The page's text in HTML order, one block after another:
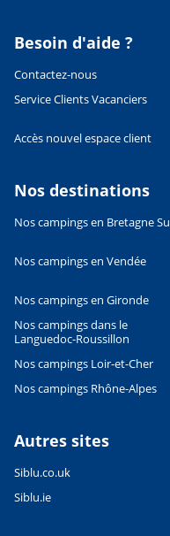
Leaflet|©
Besoin d'aide ?
Contactez-nous
Service Clients Vacanciers
Accès nouvel espace client
Nos destinations
Nos campings en Bretagne
Nos campings en Vendée
Nos campings en Gironde
Nos campings dans le
Languedoc-Roussillon
Nos campings Loir-et-Cher
Nos campings Rhône-Alpes
Autres sites
Siblu.co.uk
Siblu.ie